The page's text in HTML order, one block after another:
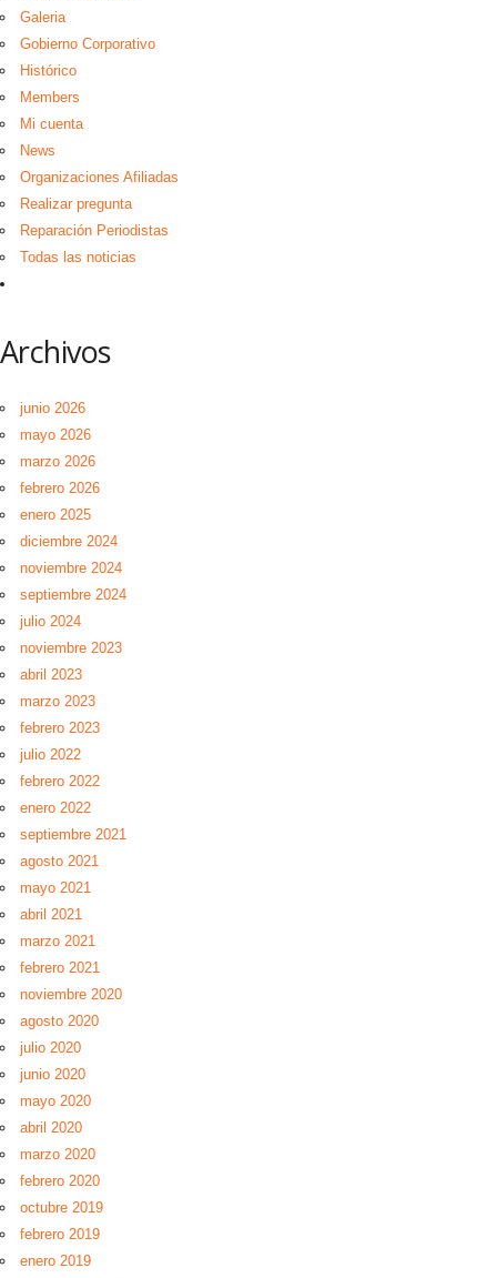
Galeria
Gobierno Corporativo
Histórico
Members
Mi cuenta
News
Organizaciones Afiliadas
Realizar pregunta
Reparación Periodistas
Todas las noticias
Archivos
junio 2026
mayo 2026
marzo 2026
febrero 2026
enero 2025
diciembre 2024
noviembre 2024
septiembre 2024
julio 2024
noviembre 2023
abril 2023
marzo 2023
febrero 2023
julio 2022
febrero 2022
enero 2022
septiembre 2021
agosto 2021
mayo 2021
abril 2021
marzo 2021
febrero 2021
noviembre 2020
agosto 2020
julio 2020
junio 2020
mayo 2020
abril 2020
marzo 2020
febrero 2020
octubre 2019
febrero 2019
enero 2019